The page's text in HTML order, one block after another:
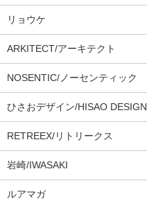
リョウケ
ARKITECT/アーキテクト
NOSENTIC/ノーセンティック
ひさおデザイン/HISAO DESIGN
RETREEX/リトリークス
岩崎/IWASAKI
ルアマガ